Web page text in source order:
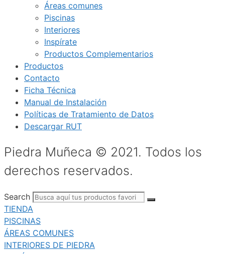
Áreas comunes
Piscinas
Interiores
Inspírate
Productos Complementarios
Productos
Contacto
Ficha Técnica
Manual de Instalación
Políticas de Tratamiento de Datos
Descargar RUT
Piedra Muñeca © 2021. Todos los
derechos reservados.
Search
TIENDA
PISCINAS
ÁREAS COMUNES
INTERIORES DE PIEDRA